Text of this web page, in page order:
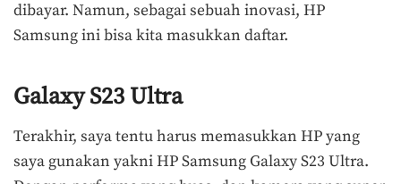
dibayar. Namun, sebagai sebuah inovasi, HP
Samsung ini bisa kita masukkan daftar.
Galaxy S23 Ultra
Terakhir, saya tentu harus memasukkan HP yang
saya gunakan yakni HP Samsung Galaxy S23 Ultra.